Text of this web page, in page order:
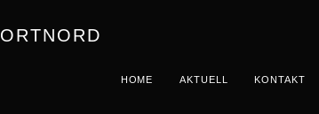
HOME AKTUELL KONTAKT